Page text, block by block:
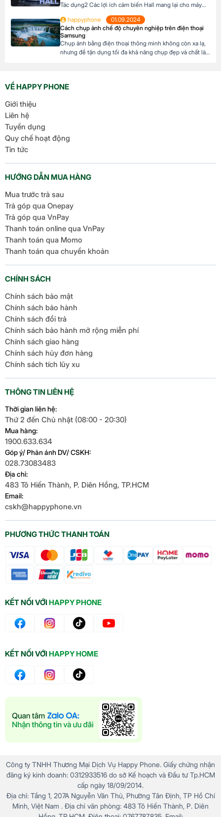
Tác dụng2 Các lợi ích cảm biến Hall mang lại cho máy
điện tử sử dụng hiệu ứng Hall để đo cường độ và hướng
của từ trường. Khi một […]
happyphone
01.09.2024
Cách chụp ảnh chế độ chuyên nghiệp trên điện thoại
Samsung
Chụp ảnh bằng điện thoại thông minh không còn xa lạ,
nhưng để tận dụng tối đa khả năng chụp đẹp và chất là
VỀ HAPPY PHONE
Giới thiệu
Liên hệ
Tuyển dụng
Quy chế hoạt động
Tin tức
HƯỚNG DẪN MUA HÀNG
Mua trước trả sau
Trả góp qua Onepay
Trả góp qua VnPay
Thanh toán online qua VnPay
Thanh toán qua Momo
Thanh toán qua chuyển khoản
PHƯƠNG THỨC THANH TOÁN
KẾT NỐI VỚIHAPPY PHONE
CHÍNH SÁCH
Chính sách bảo mật
Chính sách bảo hành
Chính sách đổi trả
Chính sách bảo hành mở rộng miễn phí
Chính sách giao hàng
Chính sách hủy đơn hàng
Chính sách tích lũy xu
THÔNG TIN LIÊN HỆ
Thời gian liên hệ:
Thứ 2 đến Chủ nhật (08:00 - 20:30)
Mua hàng:
1900.633.634
Góp ý/ Phản ánh DV/ CSKH:
028.73083483
Địa chỉ:
483 Tô Hiến Thành, P. Diên Hồng, TP.HCM
Email:
cskh@happyphone.vn
KẾT NỐI VỚIHAPPY HOME
Công ty TNHH Thương Mại Dịch Vụ Happy Phone. Giấy chứng nhận
đăng ký kinh doanh: 0312933516 do sở Kế hoạch và Đầu tư Tp.HCM
cấp ngày 18/09/2014.
Địa chỉ: Tầng 1, 207A Nguyễn Văn Thủ, Phường Tân Định, TP Hồ Chí
Minh, Việt Nam . Địa chỉ văn phòng: 483 Tô Hiến Thành, P. Diên